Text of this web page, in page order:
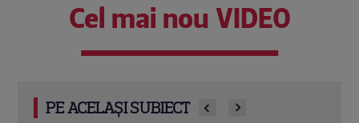
Cel mai nou VIDEO
PE ACELAȘI SUBIECT